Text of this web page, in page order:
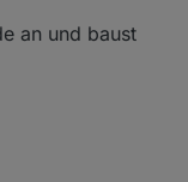
an und baust